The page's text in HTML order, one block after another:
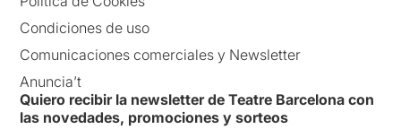
Condiciones de uso
Comunicaciones comerciales y Newsletter
Anuncia’t
Quiero recibir la newsletter de Teatre Barcelona con
las novedades, promociones y sorteos